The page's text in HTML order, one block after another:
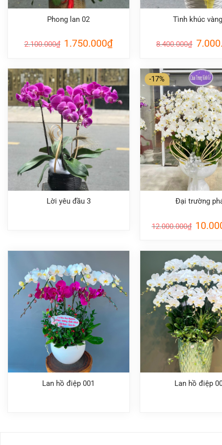
Phong lan 02
2.100.000₫ Giá
gốc
1.750.000₫Giá
1.750.000₫.
Tình khúc
8.400.000₫ Giá
gốc
Lời yêu đầu 3
-17%
Đại trường
12.000.000₫ Giá
gốc
Lan hồ điệp 001 Lan hồ điệp